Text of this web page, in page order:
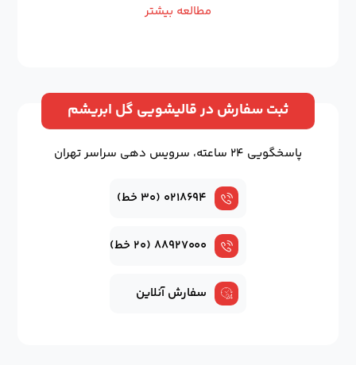
مطالعه بیشتر
ثبت سفارش در قالیشویی گل ابریشم
پاسخگویی ۲۴ ساعته، سرویس دهی سراسر تهران
۰۲۱۸۶۹۴ (۳۰ خط)
۸۸۹۲۷۰۰۰ (۲۰ خط)
سفارش آنلاین